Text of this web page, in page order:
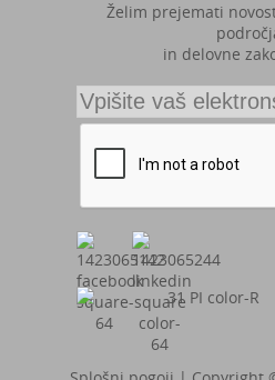
Želim prejemati
in delovne